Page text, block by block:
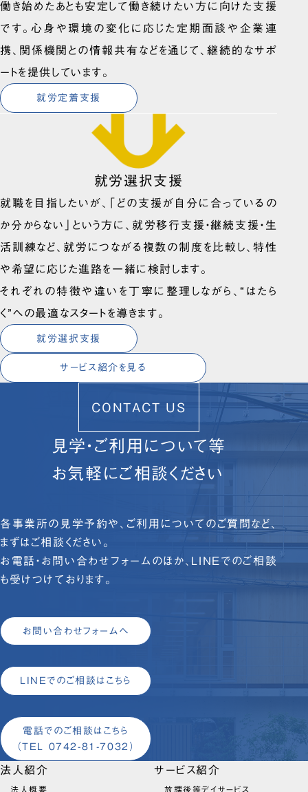
働き始めたあとも安定して働き続けたい方に向けた支援
です。心身や環境の変化に応じた定期面談や企業連
携、関係機関との情報共有などを通じて、継続的なサポ
ートを提供しています。
就労定着支援
就労選択支援
就職を目指したいが、「どの支援が自分に合っているの
か分からない」という方に、就労移行支援・継続支援・生
活訓練など、就労につながる複数の制度を比較し、特性
や希望に応じた進路を一緒に検討します。
それぞれの特徴や違いを丁寧に整理しながら、“はたら
く”への最適なスタートを導きます。
就労選択支援
サービス紹介を見る
CONTACT US
見学・ご利用について等
お気軽にご相談ください
各事業所の見学予約や、ご利用についてのご質問など、
まずはご相談ください。
お電話・お問い合わせフォームのほか、LINEでのご相談
も受けつけております。
お問い合わせフォームへ
LINEでのご相談はこちら
電話でのご相談はこちら
（TEL 0742-81-7032）
法人紹介
法人概要
サービス紹介
放課後等デイサービス